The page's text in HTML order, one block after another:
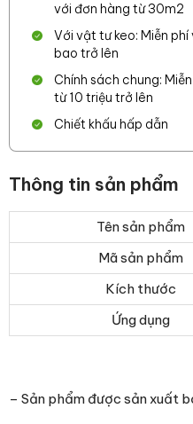
với đơn hàng từ 30m2
Với vật tư keo: Miễn
bao trở lên
Chính sách chung:
từ 10 triệu trở lên
Chiết khấu hấp dẫn
Thông tin sản phẩm
Tên sản phẩm
Mã sản phẩm
Kích thước
Ứng dụng
– Sản phẩm được sản xuất